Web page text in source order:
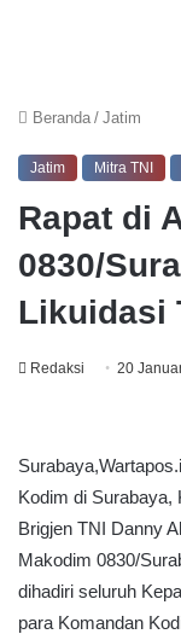
Beranda / Jatim
Jatim Mitra TNI
Rapat di
0830/
Likuidasi
Redaksi 20
Kodim di Surabaya,
Brigjen TNI Danny
Makodim 0830/
dihadiri seluruh
para Komandan